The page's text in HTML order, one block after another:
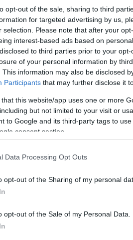
opt-out of the sale, sharing to third
for targeted advertising by us,
selection. Please note that after your
interest-based ads based on
to third parties prior to your
of your personal information by
This information may also be disclosed
Participants that may further disclose it
that this website/app uses one or more
but not limited to your visit or
to Google and its third-party tags to
consent section.
Data Processing Opt Outs
opt-out of the Sharing of my personal
opt-out of the Sale of my Personal Data.
delle gare. In questo sport, i
curve e salti, dove la
Ogni gara è
spettatori con il fiato